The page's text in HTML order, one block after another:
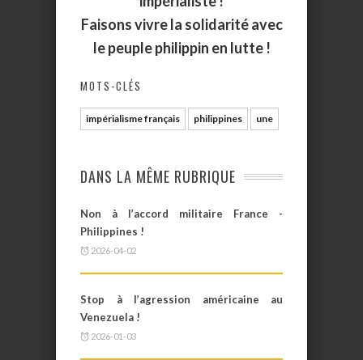
Faisons vivre la solidarité avec
le peuple philippin en lutte !
MOTS-CLÉS
impérialisme français philippines une
DANS LA MÊME RUBRIQUE
Non à l’accord militaire France -
Philippines !
2026-04-02
Stop à l’agression américaine au
Venezuela !
2026-01-03